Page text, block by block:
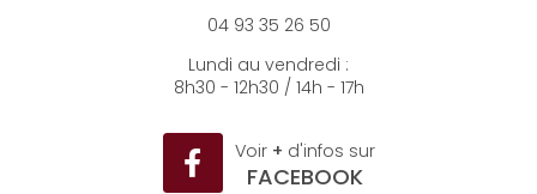
04 93 35 26 50
Lundi au vendredi :
8h30 - 12h30 / 14h - 17h
Voir + d'infos sur
FACEBOOK